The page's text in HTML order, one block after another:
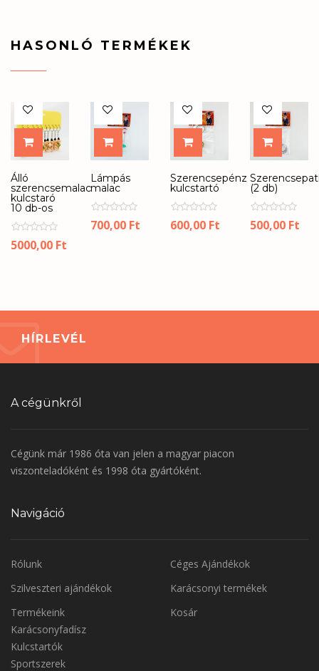
HASONLÓ TERMÉKEK
KOSÁRBA
Álló
szerencsemalac
kulcstaró
10 db-os
5000,00 Ft
KOSÁRBA
Lámpás
malac
700,00 Ft
KOSÁRBA
Szerencsepénz
kulcstartó
600,00 Ft
(2 db)
500,00 Ft
HÍRLEVÉL
A cégünkről
Cégünk már 1986 óta van jelen a magyar piacon
viszonteladóként és 1998 óta gyártóként.
Navigáció
Rólunk
Céges Ajándékok
Szilveszteri ajándékok
Karácsonyi termékek
Termékeink
Karácsonyfadísz
Kulcstartók
Sportszerek
Kosár